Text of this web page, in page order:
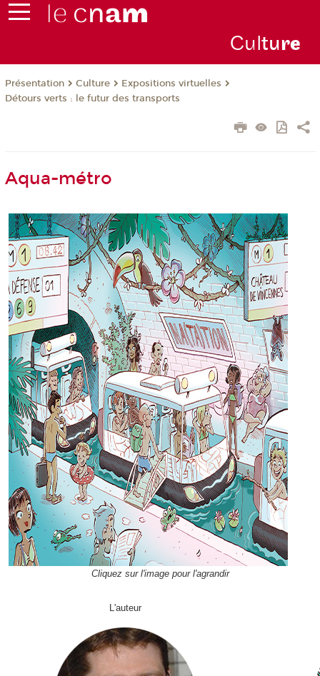
Culture
Présentation Culture
Expositions virtuelles
Détours verts : le futur des transports
Aqua-métro
Cliquez sur l'image pour l'agrandir
L'auteur